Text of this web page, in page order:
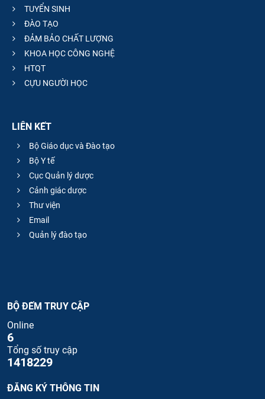
TUYỂN SINH
ĐÀO TẠO
ĐẢM BẢO CHẤT LƯỢNG
KHOA HỌC CÔNG NGHỆ
HTQT
CỰU NGƯỜI HỌC
LIÊN KẾT
Bộ Giáo dục và Đào tạo
Bộ Y tế
Cục Quản lý dược
Cảnh giác dược
Thư viện
Email
Quản lý đào tạo
BỘ ĐẾM TRUY CẬP
Online
6
Tổng số truy cập
1418229
ĐĂNG KÝ THÔNG TIN